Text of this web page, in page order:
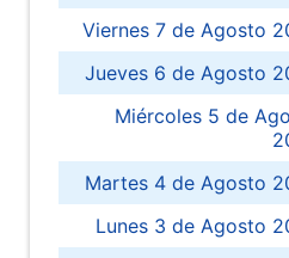
Viernes 7 de Agosto
Jueves 6 de Agosto
Miércoles 5 de
Martes 4 de Agosto
Lunes 3 de Agosto